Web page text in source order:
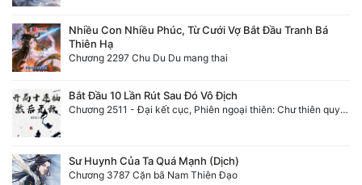
Nhiều Con Nhiều Phúc, Từ Cưới Vợ Bắt Đầu Tranh Bá
Thiên Hạ
Chương 2297 Chu Du Du mang thai
Bắt Đầu 10 Lần Rút Sau Đó Vô Địch
Chương 2511 - Đại kết cục, Phiên ngoại thiên: Chư thiên quy nhất giới, vĩnh hằng thế giới. Hết!
Sư Huynh Của Ta Quá Mạnh (Dịch)
Chương 3787 Cặn bã Nam Thiên Đạo